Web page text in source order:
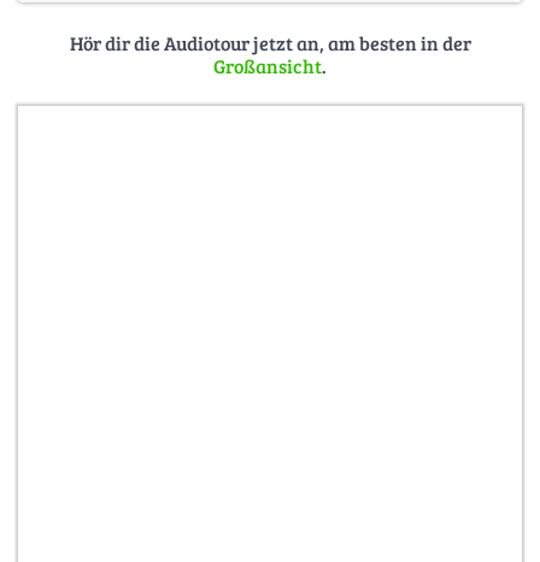
Hör dir die Audiotour jetzt an, am besten in der
Großansicht.